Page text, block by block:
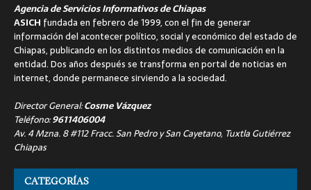
Agencia de Servicios Informativos de Chiapas
ASICH fundada en febrero de 1999, con el fin de generar
información del acontecer político, social y económico del estado de
Chiapas, publicando en los distintos medios de comunicación en la
entidad. Dos años después se transforma en portal de noticias en
internet, donde permanece sirviendo a la sociedad.
Director General:Cosme Vázquez
Teléfono:9611406004
Av. 4 Mzna. 8 #112 Fracc. San Pedro y San Cayetano, Tuxtla Gutiérrez
Chiapas
CATEGORÍAS